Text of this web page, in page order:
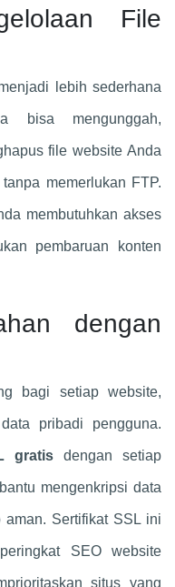
File
lebih sederhana
bisa mengunggah,
file website Anda
memerlukan FTP.
membutuhkan akses
pembaruan konten
dengan
bagi setiap website,
pribadi pengguna.
gratis dengan setiap
mengenkripsi data
Sertifikat SSL ini
SEO website
situs yang